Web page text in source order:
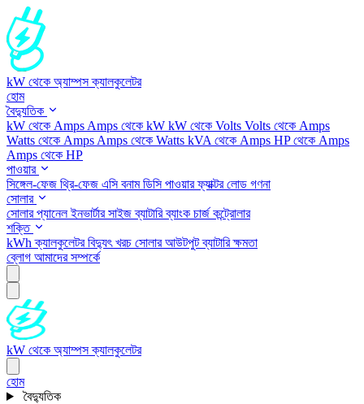
kW থেকে অ্যাম্পস ক্যালকুলেটর
হোম
বৈদ্যুতিক
kW থেকে Amps Amps থেকে kW kW থেকে Volts Volts থেকে Amps
Watts থেকে Amps Amps থেকে Watts kVA থেকে Amps HP থেকে Amps
Amps থেকে HP
পাওয়ার
সিঙ্গেল-ফেজ থ্রি-ফেজ এসি বনাম ডিসিপাওয়ার ফ্যাক্টরলোড গণনা
সোলার
সোলার প্যানেলইনভার্টার সাইজব্যাটারি ব্যাংক চার্জ কন্ট্রোলার
শক্তি
kWh ক্যালকুলেটরবিদ্যুৎ খরচ সোলার আউটপুটব্যাটারি ক্ষমতা
ব্লোগ আমাদের সম্পর্কে
kW থেকে অ্যাম্পস ক্যালকুলেটর
হোম
বৈদ্যুতিক